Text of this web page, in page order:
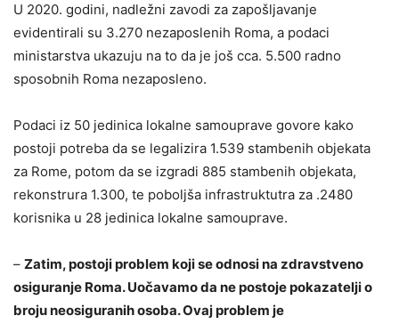
U 2020. godini, nadležni zavodi za zapošljavanje
evidentirali su 3.270 nezaposlenih Roma, a podaci
ministarstva ukazuju na to da je još cca. 5.500 radno
sposobnih Roma nezaposleno.
Podaci iz 50 jedinica lokalne samouprave govore kako
postoji potreba da se legalizira 1.539 stambenih objekata
za Rome, potom da se izgradi 885 stambenih objekata,
rekonstrura 1.300, te poboljša infrastruktutra za .2480
korisnika u 28 jedinica lokalne samouprave.
– Zatim, postoji problem koji se odnosi na zdravstveno
osiguranje Roma. Uočavamo da ne postoje pokazatelji o
broju neosiguranih osoba. Ovaj problem je